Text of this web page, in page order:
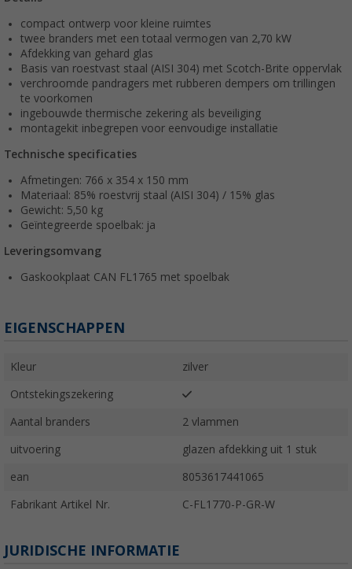
compact ontwerp voor kleine ruimtes
twee branders met een totaal vermogen van 2,70 kW
Afdekking van gehard glas
Basis van roestvast staal (AISI 304) met Scotch-Brite oppervlak
verchroomde pandragers met rubberen dempers om trillingen
te voorkomen
ingebouwde thermische zekering als beveiliging
montagekit inbegrepen voor eenvoudige installatie
Technische specificaties
Afmetingen: 766 x 354 x 150 mm
Materiaal: 85% roestvrij staal (AISI 304) / 15% glas
Gewicht: 5,50 kg
Geïntegreerde spoelbak: ja
Leveringsomvang
Gaskookplaat CAN FL1765 met spoelbak
EIGENSCHAPPEN
Kleur zilver
Ontstekingszekering
Aantal branders 2 vlammen
uitvoering glazen afdekking uit 1 stuk
ean 8053617441065
Fabrikant Artikel Nr. C-FL1770-P-GR-W
JURIDISCHE INFORMATIE